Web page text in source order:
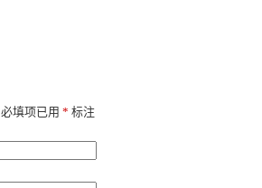
必填项已用 * 标注